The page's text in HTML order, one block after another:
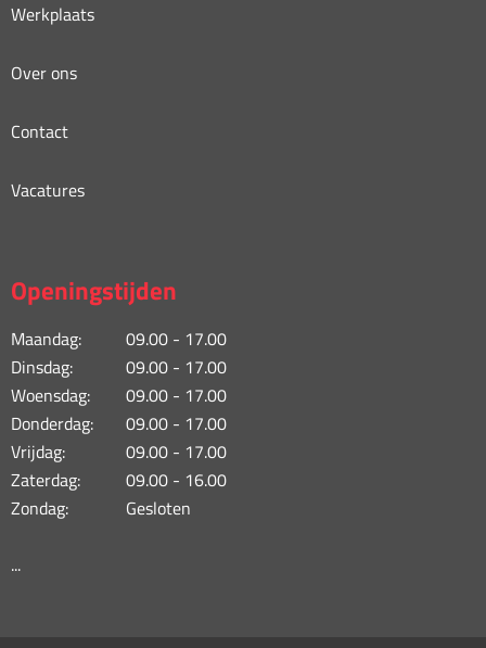
Werkplaats
Over ons
Contact
Vacatures
Openingstijden
Maandag:
09.00 - 17.00
Dinsdag:
09.00 - 17.00
Woensdag:
09.00 - 17.00
Donderdag:
09.00 - 17.00
Vrijdag:
09.00 - 17.00
Zaterdag:
09.00 - 16.00
Zondag:
Gesloten
...